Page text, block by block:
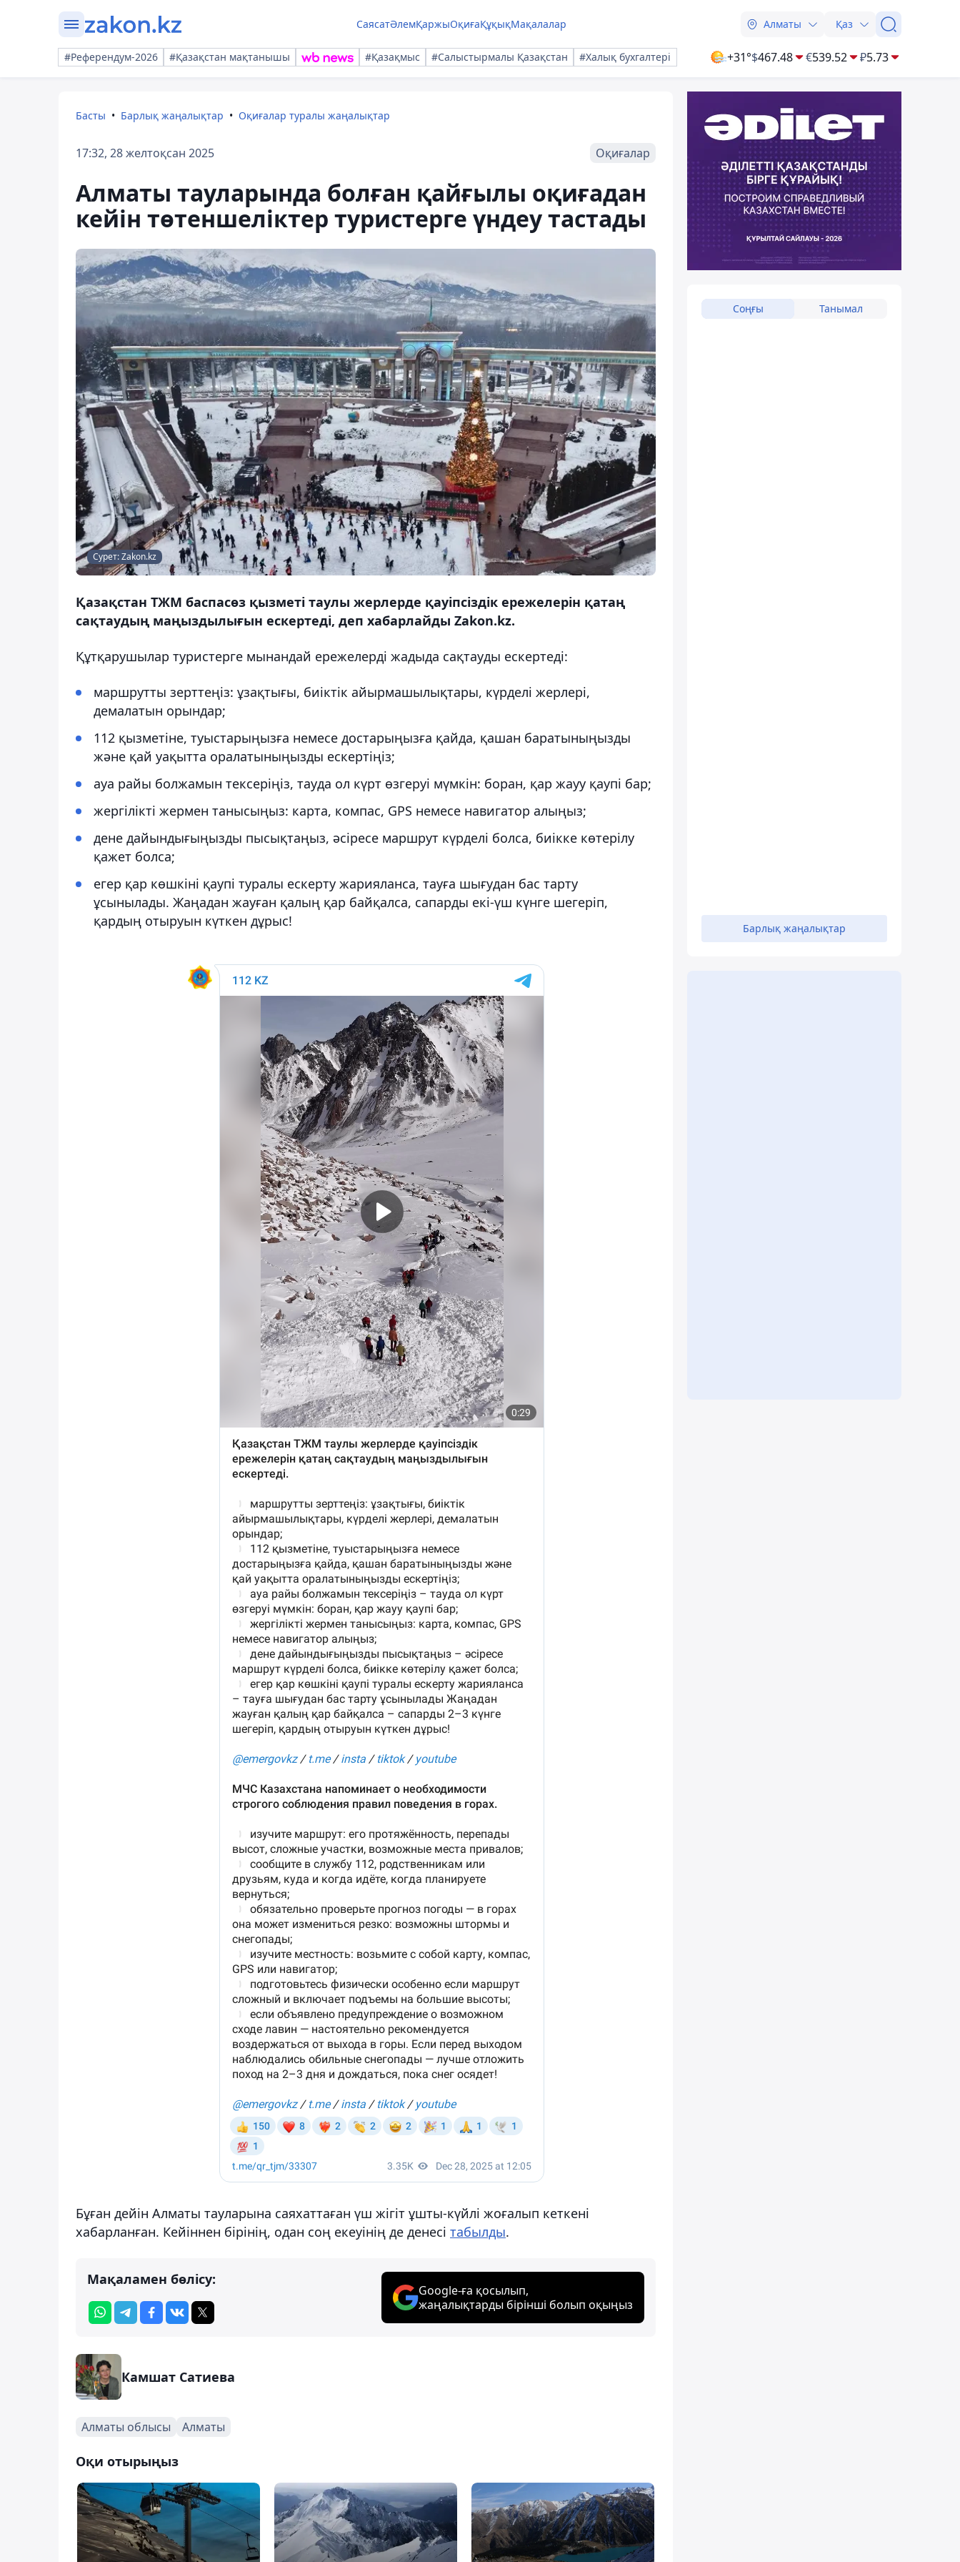
СаясатӘлемҚаржыОқиғаҚұқықМақалалар Алматы Қаз
#Референдум-2026 #Қазақстан мақтанышы #Қазақмыс #Салыстырмалы Қазақстан #Халық бухгалтері +31°$467.48 €539.52 ₽5.73
Басты Барлық жаңалықтар Оқиғалар туралы жаңалықтар
17:32, 28 желтоқсан 2025 Оқиғалар
Алматы тауларында болған қайғылы оқиғадан
кейін төтеншеліктер туристерге үндеу тастады
Сурет: Zakon.kz
Қазақстан ТЖМ баспасөз қызметі таулы жерлерде қауіпсіздік ережелерін қатаң
сақтаудың маңыздылығын ескертеді, деп хабарлайды Zakon.kz.
Құтқарушылар туристерге мынандай ережелерді жадыда сақтауды ескертеді:
маршрутты зерттеңіз: ұзақтығы, биіктік айырмашылықтары, күрделі жерлері,
демалатын орындар;
112 қызметіне, туыстарыңызға немесе достарыңызға қайда, қашан баратыныңызды
және қай уақытта оралатыныңызды ескертіңіз;
ауа райы болжамын тексеріңіз, тауда ол күрт өзгеруі мүмкін: боран, қар жауу қаупі бар;
жергілікті жермен танысыңыз: карта, компас, GPS немесе навигатор алыңыз;
дене дайындығыңызды пысықтаңыз, әсіресе маршрут күрделі болса, биікке көтерілу
қажет болса;
егер қар көшкіні қаупі туралы ескерту жарияланса, тауға шығудан бас тарту
ұсынылады. Жаңадан жауған қалың қар байқалса, сапарды екі-үш күнге шегеріп,
қардың отыруын күткен дұрыс!
Бұған дейін Алматы тауларына саяхаттаған үш жігіт ұшты-күйлі жоғалып кеткені
хабарланған. Кейіннен бірінің, одан соң екеуінің де денесі табылды.
Мақаламен бөлісу:
Google-ға қосылып,
жаңалықтарды бірінші болып оқыңыз
Камшат Сатиева
Алматы облысы Алматы
Оқи отырыңыз
Соңғы Танымал
Барлық жаңалықтар